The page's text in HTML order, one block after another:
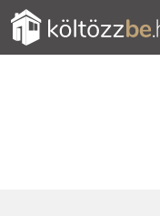
Skip
to